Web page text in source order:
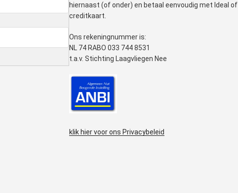
hiernaast (of onder) en betaal eenvoudig met Ideal of
creditkaart.
Ons rekeningnummer is:
NL 74 RABO 033 744 8531
t.a.v. Stichting Laagvliegen Nee
klik hier voor ons Privacybeleid